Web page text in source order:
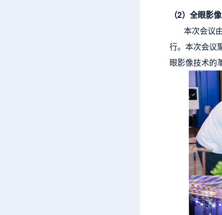
（2）全眼影
本次会议
行。本次会议
眼影像技术的